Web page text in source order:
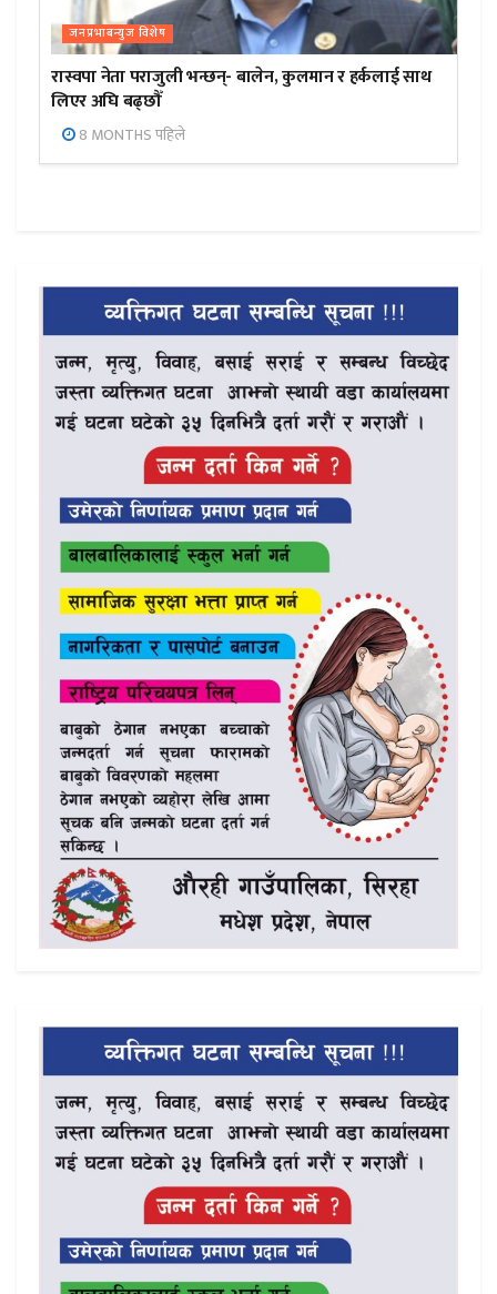
जनप्रभाबन्युज विशेष
रास्वपा नेता पराजुली भन्छन्- बालेन, कुलमान र हर्कलाई साथ
लिएर अघि बढ्छौँ
8 MONTHS पहिले